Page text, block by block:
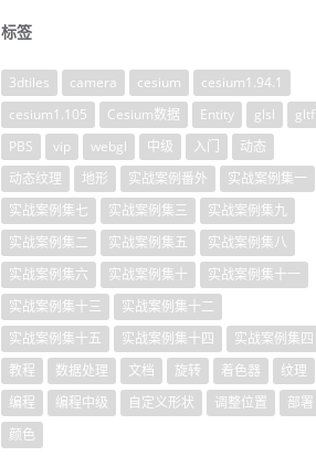
标签
3dtiles camera cesium
cesium1.94.1
cesium1.105
Cesium数据 Entity glsl
gltf
PBS
vip webgl 中级 入门
动态
动态纹理
地形 实战案例番外
实战案例集一
实战案例集七
实战案例集三
实战案例集九
实战案例集二
实战案例集五
实战案例集八
实战案例集六
实战案例集十
实战案例集十一
实战案例集十三
实战案例集十二
实战案例集十五
实战案例集十四
实战案例集四
教程
数据处理 文档 旋转 着色器
纹理
编程
编程中级 自定义形状 调整位置
部署
颜色